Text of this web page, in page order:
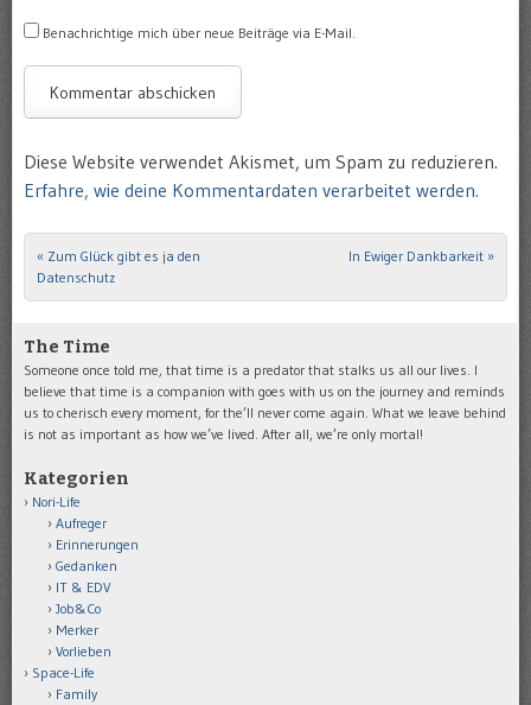
Benachrichtige mich über neue Beiträge via E-Mail.
Diese Website verwendet Akismet, um Spam zu reduzieren.
Erfahre, wie deine Kommentardaten verarbeitet werden.
Post navigation
« Zum Glück gibt es ja den
Datenschutz
In Ewiger Dankbarkeit »
The Time
Someone once told me, that time is a predator that stalks us all our lives. I
believe that time is a companion with goes with us on the journey and reminds
us to cherisch every moment, for the’ll never come again. What we leave behind
is not as important as how we’ve lived. After all, we’re only mortal!
Kategorien
Nori-Life
Aufreger
Erinnerungen
Gedanken
IT & EDV
Job&Co
Merker
Vorlieben
Space-Life
Family